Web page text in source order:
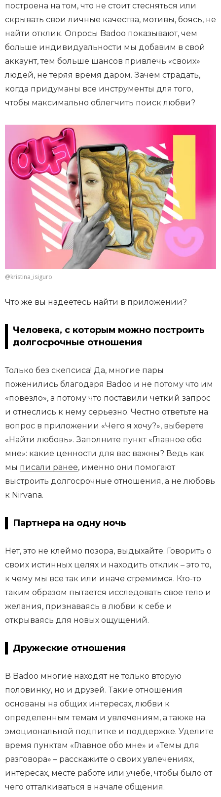
построена на том, что не стоит стесняться или
скрывать свои личные качества, мотивы, боясь, не
найти отклик. Опросы Badoo показывают, чем
больше индивидуальности мы добавим в свой
аккаунт, тем больше шансов привлечь «своих»
людей, не теряя время даром. Зачем страдать,
когда придуманы все инструменты для того,
чтобы максимально облегчить поиск любви?
@kristina_isiguro
Что же вы надеетесь найти в приложении?
Человека, с которым можно построить
долгосрочные отношения
Только без скепсиса! Да, многие пары
поженились благодаря Badoo и не потому что им
«повезло», а потому что поставили четкий запрос
и отнеслись к нему серьезно. Честно ответьте на
вопрос в приложении «Чего я хочу?», выберете
«Найти любовь». Заполните пункт «Главное обо
мне»: какие ценности для вас важны? Ведь как
мы писали ранее, именно они помогают
выстроить долгосрочные отношения, а не любовь
к Nirvana.
Партнера на одну ночь
Нет, это не клеймо позора, выдыхайте. Говорить о
своих истинных целях и находить отклик – это то,
к чему мы все так или иначе стремимся. Кто-то
таким образом пытается исследовать свое тело и
желания, признаваясь в любви к себе и
открываясь для новых ощущений.
Дружеские отношения
В Badoo многие находят не только вторую
половинку, но и друзей. Такие отношения
основаны на общих интересах, любви к
определенным темам и увлечениям, а также на
эмоциональной подпитке и поддержке. Уделите
время пунктам «Главное обо мне» и «Темы для
разговора» – расскажите о своих увлечениях,
интересах, месте работе или учебе, чтобы было от
чего отталкиваться в начале общения.